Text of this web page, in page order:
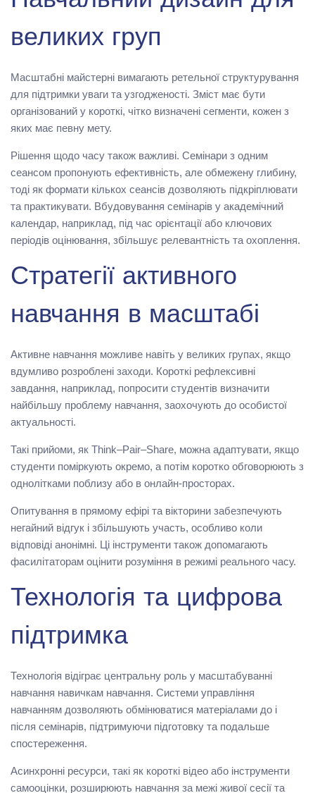
великих груп
Масштабні майстерні вимагають ретельної структурування
для підтримки уваги та узгодженості. Зміст має бути
організований у короткі, чітко визначені сегменти, кожен з
яких має певну мету.
Рішення щодо часу також важливі. Семінари з одним
сеансом пропонують ефективність, але обмежену глибину,
тоді як формати кількох сеансів дозволяють підкріплювати
та практикувати. Вбудовування семінарів у академічний
календар, наприклад, під час орієнтації або ключових
періодів оцінювання, збільшує релевантність та охоплення.
Стратегії активного
навчання в масштабі
Активне навчання можливе навіть у великих групах, якщо
вдумливо розроблені заходи. Короткі рефлексивні
завдання, наприклад, попросити студентів визначити
найбільшу проблему навчання, заохочують до особистої
актуальності.
Такі прийоми, як Think–Pair–Share, можна адаптувати, якщо
студенти поміркують окремо, а потім коротко обговорюють з
однолітками поблизу або в онлайн-просторах.
Опитування в прямому ефірі та вікторини забезпечують
негайний відгук і збільшують участь, особливо коли
відповіді анонімні. Ці інструменти також допомагають
фасилітаторам оцінити розуміння в режимі реального часу.
Технологія та цифрова
підтримка
Технологія відіграє центральну роль у масштабуванні
навчання навичкам навчання. Системи управління
навчанням дозволяють обмінюватися матеріалами до і
після семінарів, підтримуючи підготовку та подальше
спостереження.
Асинхронні ресурси, такі як короткі відео або інструменти
самооцінки, розширюють навчання за межі живої сесії та